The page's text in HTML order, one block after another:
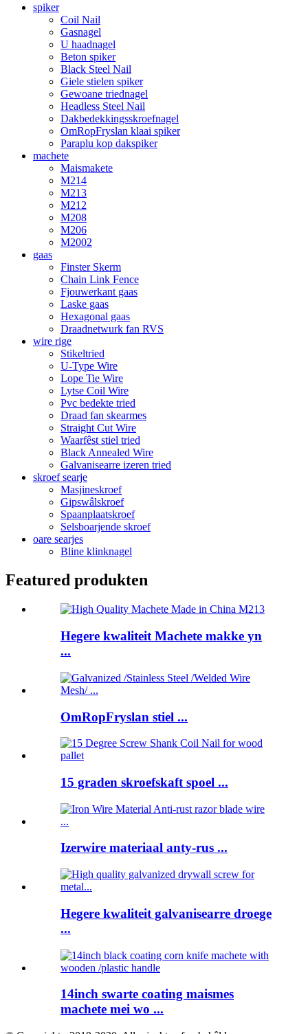
spiker
Coil Nail
Gasnagel
U haadnagel
Beton spiker
Black Steel Nail
Giele stielen spiker
Gewoane triednagel
Headless Steel Nail
Dakbedekkingsskroefnagel
OmRopFryslan klaai spiker
Paraplu kop dakspiker
machete
Maismakete
M214
M213
M212
M208
M206
M2002
gaas
Finster Skerm
Chain Link Fence
Fjouwerkant gaas
Laske gaas
Hexagonal gaas
Draadnetwurk fan RVS
wire rige
Stikeltried
U-Type Wire
Lope Tie Wire
Lytse Coil Wire
Pvc bedekte tried
Draad fan skearmes
Straight Cut Wire
Waarfêst stiel tried
Black Annealed Wire
Galvanisearre izeren tried
skroef searje
Masjineskroef
Gipswâlskroef
Spaanplaatskroef
Selsboarjende skroef
oare searjes
Bline klinknagel
Featured produkten
Hegere kwaliteit Machete makke yn
...
OmRopFryslan stiel ...
15 graden skroefskaft spoel ...
Izerwire materiaal anty-rus ...
Hegere kwaliteit galvanisearre droege
...
14inch swarte coating maismes
machete mei wo ...